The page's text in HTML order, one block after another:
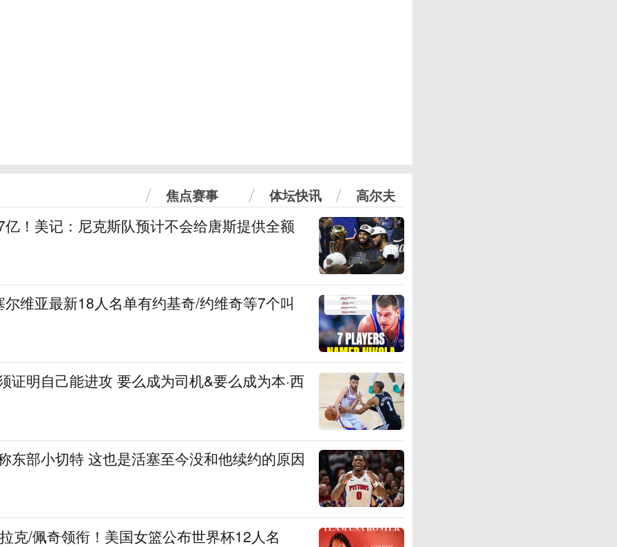
焦点赛事 体坛快讯 高尔夫
！美记：尼克斯队预计不会给唐斯提供全额
维亚最新18人名单有约基奇/约维奇等7个叫
证明自己能进攻 要么成为司机&要么成为本·西
东部小切特 这也是活塞至今没和他续约的原因
克/佩奇领衔！美国女篮公布世界杯12人名